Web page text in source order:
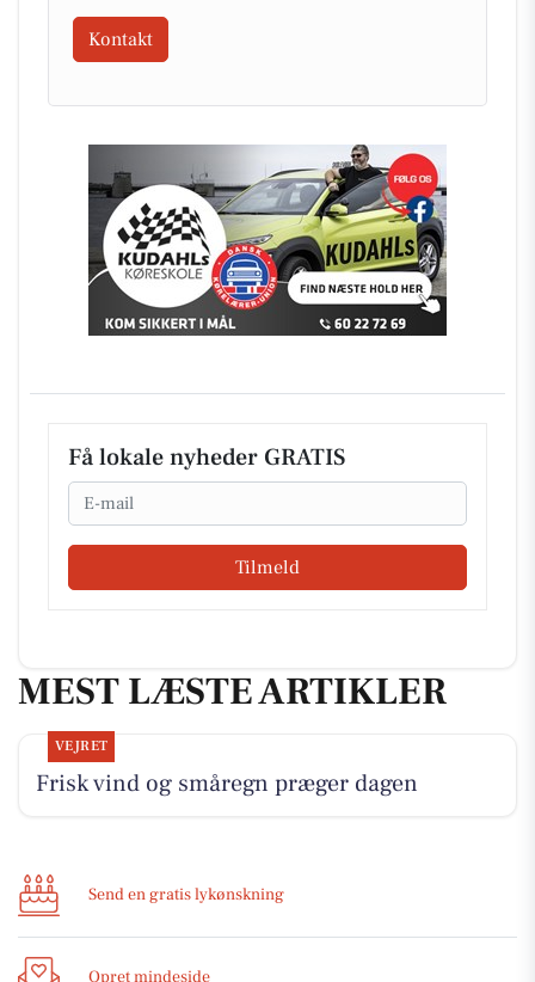
Kontakt
Få lokale nyheder GRATIS
Email
Tilmeld
MEST LÆSTE ARTIKLER
VEJRET
Frisk vind og småregn præger dagen
Send en gratis lykønskning
Opret mindeside